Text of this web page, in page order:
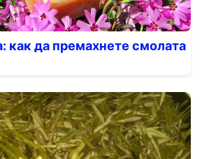
как да премахнете смолата